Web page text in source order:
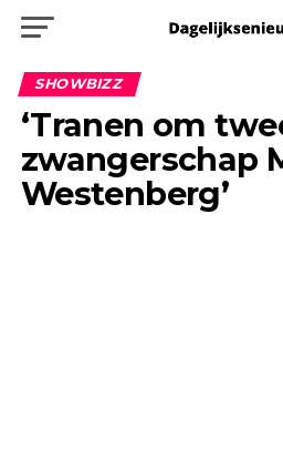
SHOWBIZZ
‘Tranen om
zwangerschap
Westenberg’